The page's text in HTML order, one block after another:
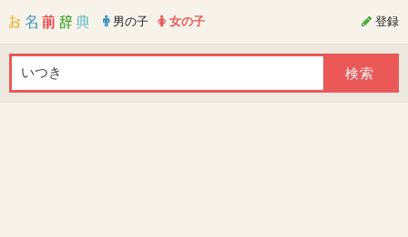
男の子 女の子 登録